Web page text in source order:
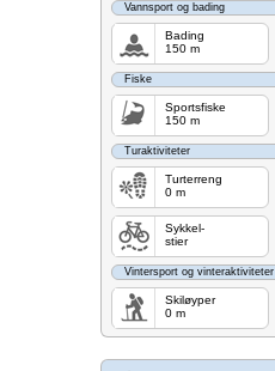
Vannsport og bading
Bading
150 m
Fiske
Sportsfiske
150 m
Turaktiviteter
Turterreng
0 m
Sykkel-
stier
Vintersport og vinteraktiviteter
Skiløyper
0 m